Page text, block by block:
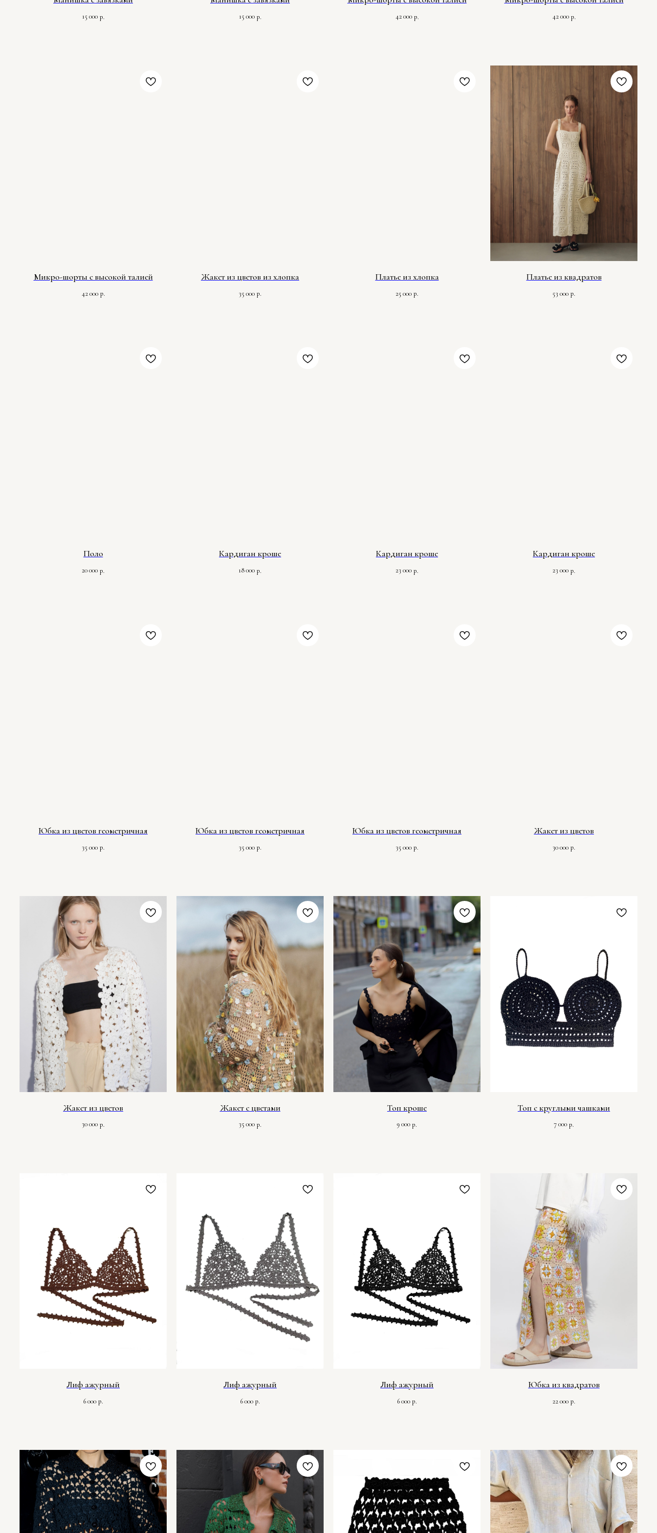
15 000 р. 15 000 р. 42 000 р. 42 000 р.
Микро-шорты с высокой талией
42 000 р.
Жакет из цветов из хлопка
35 000 р.
Платье из хлопка
25 000 р.
Платье из квадратов
53 000 р.
Поло
20 000 р.
Кардиган кроше
18 000 р.
Кардиган кроше
23 000 р.
Кардиган кроше
23 000 р.
Юбка из цветов геометричная
35 000 р.
Юбка из цветов геометричная
35 000 р.
Юбка из цветов геометричная
35 000 р.
Жакет из цветов
30 000 р.
Жакет из цветов
30 000 р.
Жакет с цветами
35 000 р.
Топ кроше
9 000 р.
Топ с круглыми чашками
7 000 р.
Лиф ажурный
6 000 р.
Лиф ажурный
6 000 р.
Лиф ажурный
6 000 р.
Юбка из квадратов
22 000 р.